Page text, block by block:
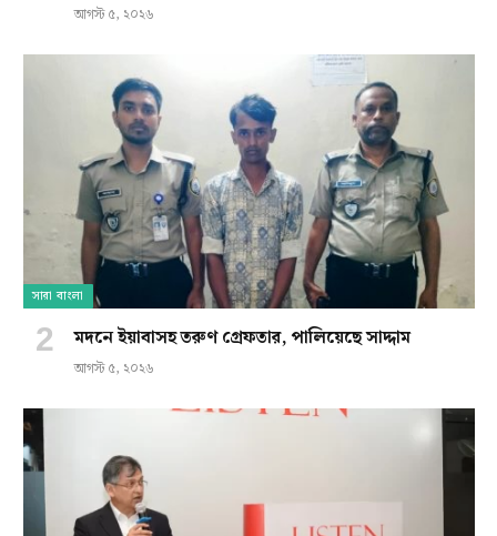
আগস্ট ৫, ২০২৬
সারা বাংলা
মদনে ইয়াবাসহ তরুণ গ্রেফতার, পালিয়েছে সাদ্দাম
আগস্ট ৫, ২০২৬